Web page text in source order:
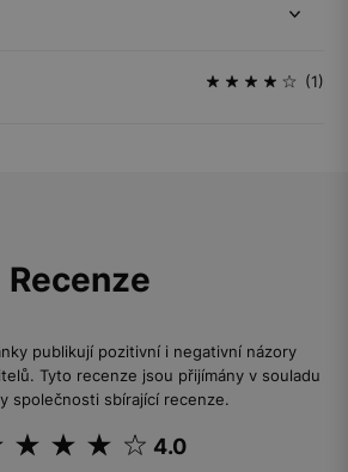
(1)
Recenze
publikují pozitivní i negativní názory
Tyto recenze jsou přijímány v souladu
společnosti sbírající recenze.
4.0